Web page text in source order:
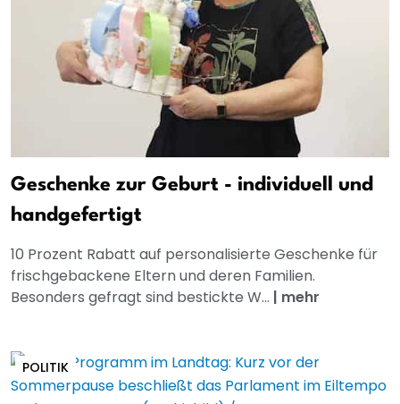
Geschenke zur Geburt - individuell und
handgefertigt
10 Prozent Rabatt auf personalisierte Geschenke für
frischgebackene Eltern und deren Familien.
Besonders gefragt sind bestickte W... | mehr
POLITIK